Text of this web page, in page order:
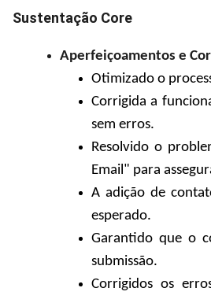
Sustentação Core
Aperfeiçoamentos e
Otimizado o
Corrigida a
sem erros.
Resolvido o
Email" para
A adição de
esperado.
Garantido que o
submissão.
Corrigidos os